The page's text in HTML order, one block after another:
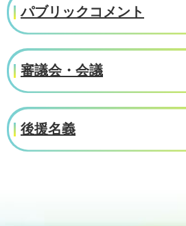
パブリックコメント
審議会・会議
後援名義